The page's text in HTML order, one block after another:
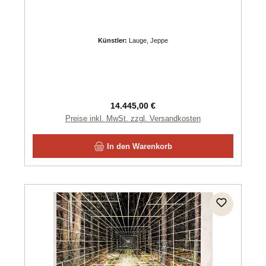
Künstler: Lauge, Jeppe
Regulärer Preis:
14.445,00 €
Preise inkl. MwSt. zzgl. Versandkosten
In den Warenkorb